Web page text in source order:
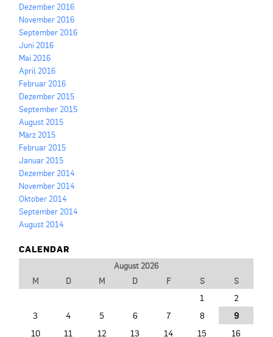
Dezember 2016
November 2016
September 2016
Juni 2016
Mai 2016
April 2016
Februar 2016
Dezember 2015
September 2015
August 2015
März 2015
Februar 2015
Januar 2015
Dezember 2014
November 2014
Oktober 2014
September 2014
August 2014
CALENDAR
August 2026
M
D M D F S S
1
2
3
4 5 6 7 8
9
10
11 12 13 14 15 16